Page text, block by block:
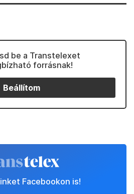
be a Transtelexet
forrásnak!
Beállítom
Facebookon is!